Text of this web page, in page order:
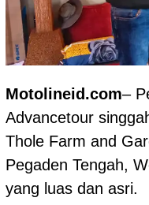
Motolineid.com–
Advancetour
Thole Farm and
Pegaden Tengah,
yang luas dan asri.